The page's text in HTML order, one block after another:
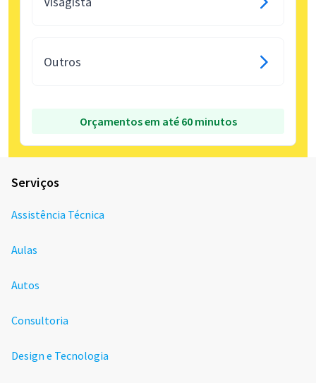
Outros
Orçamentos em até 60 minutos
Serviços
Assistência Técnica
Aulas
Autos
Consultoria
Design e Tecnologia